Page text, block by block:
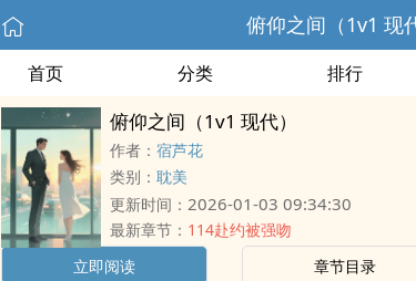
俯仰之间（1v1 现
首页 分类 排行
俯仰之间（1v1 现代）
作者： 宿芦花
类别： 耽美
更新时间： 2026-01-03 09:34:30
最新章节： 114赴约被强吻
立即阅读
章节目录